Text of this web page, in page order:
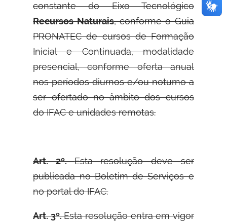
constante do Eixo Tecnológico
Recursos Naturais, conforme o Guia
PRONATEC de cursos de Formação
Inicial e Continuada, modalidade
presencial, conforme oferta anual
nos períodos diurnos e/ou noturno a
ser ofertado no âmbito dos cursos
do IFAC e unidades remotas.
Art. 2º.Esta resolução deve ser
publicada no Boletim de Serviços e
no portal do IFAC.
Art. 3º.Esta resolução entra em vigor